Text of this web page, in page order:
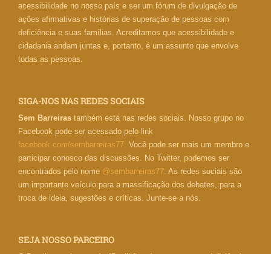
acessibilidade no nosso país e ser um fórum de divulgação de
ações afirmativas e histórias de superação de pessoas com
deficiência e suas famílias. Acreditamos que acessibilidade e
cidadania andam juntas e, portanto, é um assunto que envolve
todas as pessoas.
SIGA-NOS NAS REDES SOCIAIS
Sem Barreiras também está nas redes sociais. Nosso grupo no
Facebook pode ser acessado pelo link
facebook.com/sembarreiras77 . Você pode ser mais um membro e
participar conosco das discussões. No Twitter, podemos ser
encontrados pelo nome @sembarreiras77 . As redes sociais são
um importante veículo para a massificação dos debates, para a
troca de ideia, sugestões e críticas. Junte-se a nós.
SEJA NOSSO PARCEIRO